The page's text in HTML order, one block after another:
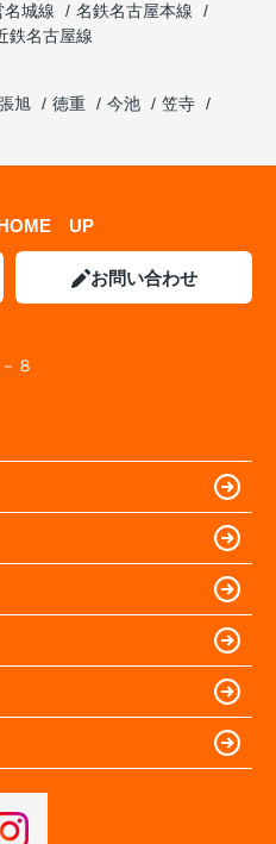
名城線
名鉄名古屋本線
鉄名古屋線
旭 徳重 今池
笠寺
UP
お問い合わせ
８